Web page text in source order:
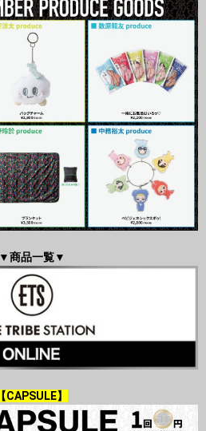
▼商品一覧▼
【CAPSULE】